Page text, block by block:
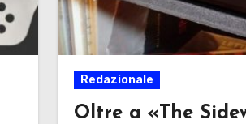
Redazionale
Oltre a «The